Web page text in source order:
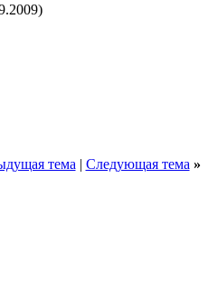
тема | Следующая тема »